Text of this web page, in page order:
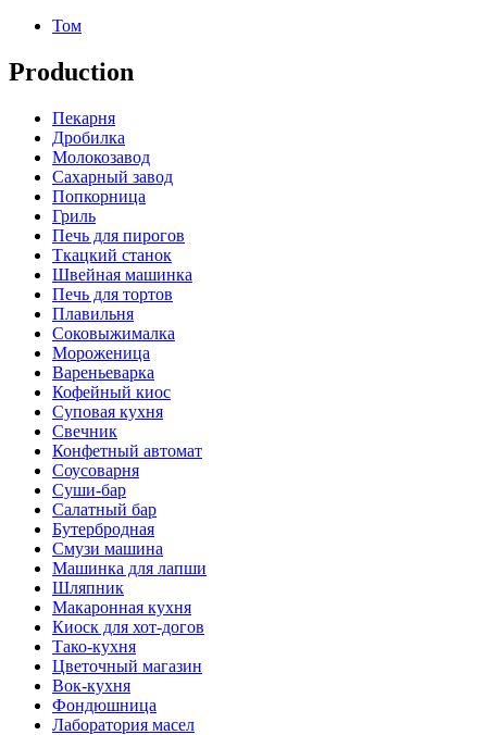
Том
Production
Пекарня
Дробилка
Молокозавод
Сахарный завод
Попкорница
Гриль
Печь для пирогов
Ткацкий станок
Швейная машинка
Печь для тортов
Плавильня
Соковыжималка
Мороженица
Вареньеварка
Кофейный киос
Суповая кухня
Свечник
Конфетный автомат
Соусоварня
Суши-бар
Салатный бар
Бутербродная
Смузи машина
Машинка для лапши
Шляпник
Макаронная кухня
Киоск для хот-догов
Тако-кухня
Цветочный магазин
Вок-кухня
Фондюшница
Лаборатория масел